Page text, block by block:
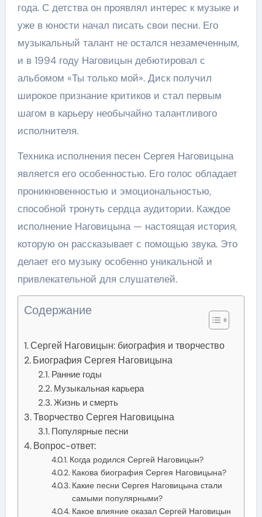
года. С детства он проявлял интерес к музыке и
уже в юности начал писать свои песни. Его
музыкальный талант не остался незамеченным,
и в 1994 году Наговицын дебютировал с
альбомом «Ты только мой». Диск получил
широкое признание критиков и стал первым
шагом в карьеру необычайно талантливого
исполнителя.
Техника исполнения песен Сергея Наговицына
является его особенностью. Его голос обладает
проникновенностью и эмоциональностью,
способной тронуть сердца аудитории. Каждое
исполнение Наговицына — настоящая история,
которую он рассказывает с помощью звука. Это
делает его музыку особенно уникальной и
привлекательной для слушателей.
Содержание
Сергей Наговицын: биография и творчество
Биография Сергея Наговицына
Ранние годы
Музыкальная карьера
Жизнь и смерть
Творчество Сергея Наговицына
Популярные песни
Вопрос-ответ:
Когда родился Сергей Наговицын?
Какова биография Сергея Наговицына?
Какие песни Сергея Наговицына стали
самыми популярными?
Какое влияние оказал Сергей Наговицын